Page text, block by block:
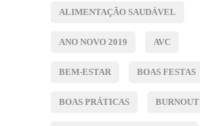
ALIMENTAÇÃO SAUDÁVEL
ANO NOVO 2019 AVC
BEM-ESTAR BOAS FESTAS
BOAS PRÁTICAS BURNOUT